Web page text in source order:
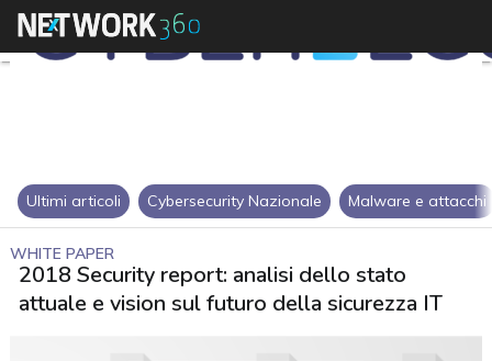
Ultimi articoli Cybersecurity Nazionale Malware e attacchi
WHITE PAPER
2018 Security report: analisi dello stato
attuale e vision sul futuro della sicurezza IT